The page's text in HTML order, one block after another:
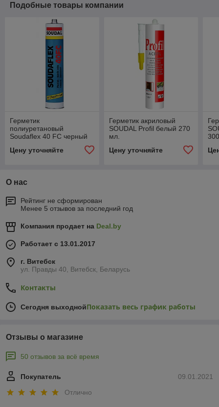
Подобные товары компании
Герметик
полиуретановый
Soudaflex 40 FC черный
Цену уточняйте
Герметик акриловый
SOUDAL Profil белый 270
мл.
Цену уточняйте
О нас
Рейтинг не сформирован
Менее 5 отзывов за последний год
Компания продает на Deal.by
Работает с 13.01.2017
г. Витебск
ул. Правды 40, Витебск, Беларусь
Контакты
Сегодня выходнойПоказать весь график работы
Отзывы о магазине
50 отзывов за всё время
09.01.2021
Покупатель
Отлично